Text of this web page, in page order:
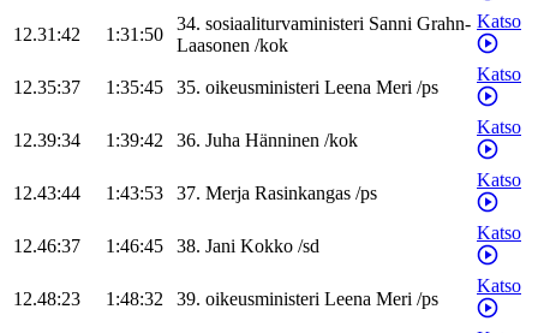
12.31:42 1:31:50
34. sosiaaliturvaministeri Sanni Grahn-
Laasonen /kok
Katso
12.35:37 1:35:45 35. oikeusministeri Leena Meri /ps
Katso
12.39:34 1:39:42 36. Juha Hänninen /kok
Katso
12.43:44 1:43:53 37. Merja Rasinkangas /ps
Katso
12.46:37 1:46:45 38. Jani Kokko /sd
Katso
12.48:23 1:48:32 39. oikeusministeri Leena Meri /ps
Katso